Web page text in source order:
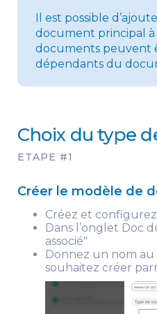
Il est possible
document principal à
documents peuvent
dépendants du
Choix du type
ETAPE #1
Créer le modèle de
Créez et
Dans l’onglet Doc
associé"
Donnez un nom au
souhaitez créer